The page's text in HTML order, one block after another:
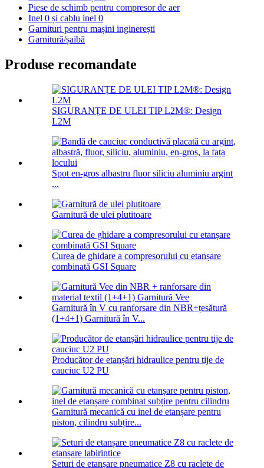
Piese de schimb pentru compresor de aer
Inel 0 și cablu inel 0
Garnituri pentru mașini inginerești
Garnitură/șaibă
Produse recomandate
SIGURANȚE DE ULEI TIP L2M®: Design
L2M
Spot en-gros albastru fluor siliciu aluminiu argint
...
Garnitură de ulei plutitoare
Curea de ghidare a compresorului cu etanșare
combinată GSI Square
Garnitură în V cu ranforsare din NBR+țesătură
(1+4+1) Garnitură în V...
Producător de etanșări hidraulice pentru tije de
cauciuc U2 PU
Garnitură mecanică cu inel de etanșare pentru
piston, cilindru subțire...
Seturi de etanșare pneumatice Z8 cu raclete de